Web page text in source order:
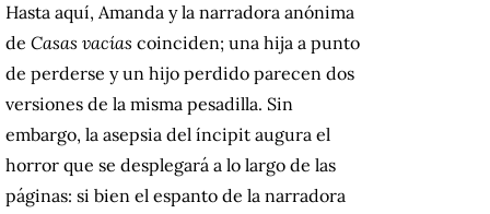
Hasta aquí, Amanda y la narradora anónima
de Casas vacías coinciden; una hija a punto
de perderse y un hijo perdido parecen dos
versiones de la misma pesadilla. Sin
embargo, la asepsia del íncipit augura el
horror que se desplegará a lo largo de las
páginas: si bien el espanto de la narradora